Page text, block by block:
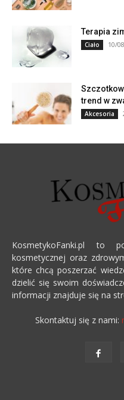
Terapia
Ciało 10/
trend w
Akcesoria
KosmetykoFanki.pl to
kosmetycznej oraz
które chcą poszerzać
dzielić się swoim
informacji znajduje się na
Skontaktuj się z nami: